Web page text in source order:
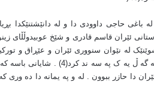
کۆمه ڵه ی ژکاف له 25 ی گه لاوێژی 1321 له باغی حاجی داوودی دا
ئێران قاسم قادری و شێخ عوبیدوڵڵای
له نێوان سنووری ئێران و عێڕاق و
سێ سنوور» به مه به ستی پێوه ندی
دا حازر ببوون . له و په یمانه دا ده وری که